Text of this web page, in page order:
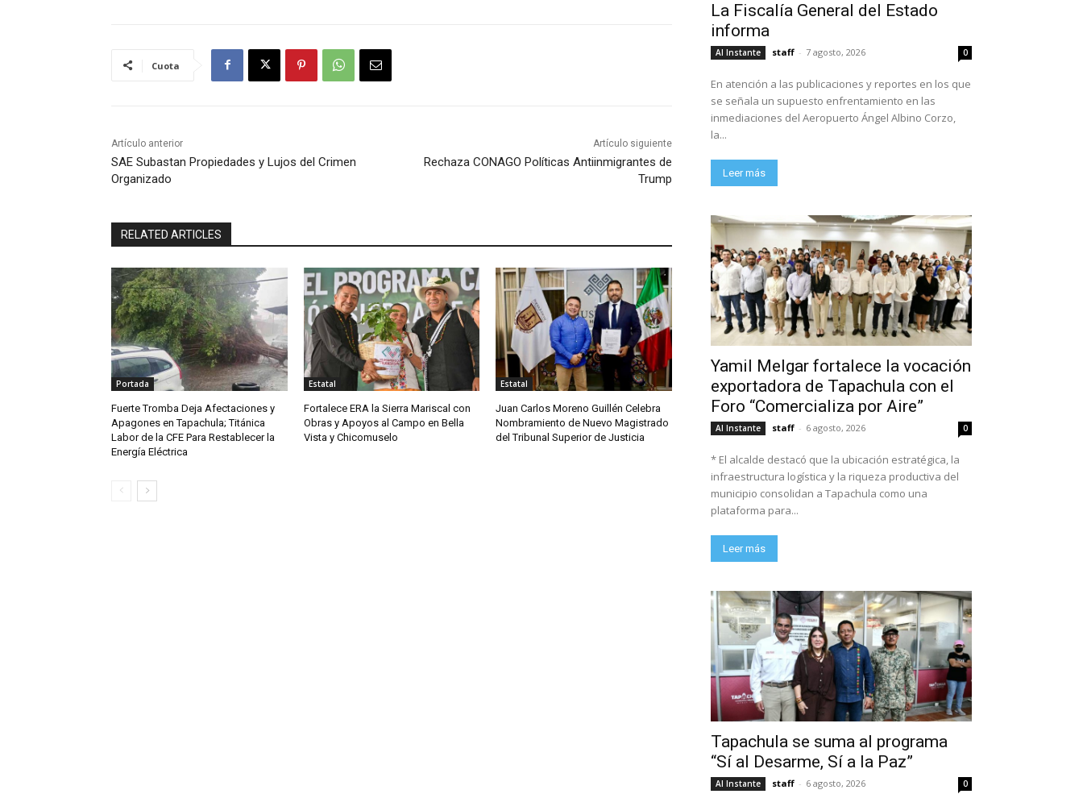
Cuota
Artículo anterior
SAE Subastan Propiedades y Lujos del Crimen
Organizado
Artículo siguiente
Rechaza CONAGO Políticas Antiinmigrantes de
Trump
RELATED ARTICLES
Portada
Fuerte Tromba Deja Afectaciones y
Apagones en Tapachula; Titánica
Labor de la CFE Para Restablecer la
Energía Eléctrica
Estatal
Fortalece ERA la Sierra Mariscal con
Obras y Apoyos al Campo en Bella
Vista y Chicomuselo
Estatal
Juan Carlos Moreno Guillén Celebra
Nombramiento de Nuevo Magistrado
del Tribunal Superior de Justicia
La Fiscalía General del Estado
informa
Al Instante staff - 7 agosto, 2026 0
En atención a las publicaciones y reportes en los que
se señala un supuesto enfrentamiento en las
inmediaciones del Aeropuerto Ángel Albino Corzo,
la...
Leer más
Yamil Melgar fortalece la vocación
exportadora de Tapachula con el
Foro “Comercializa por Aire”
Al Instante staff - 6 agosto, 2026 0
* El alcalde destacó que la ubicación estratégica, la
infraestructura logística y la riqueza productiva del
municipio consolidan a Tapachula como una
plataforma para...
Leer más
Tapachula se suma al programa
“Sí al Desarme, Sí a la Paz”
Al Instante staff - 6 agosto, 2026 0